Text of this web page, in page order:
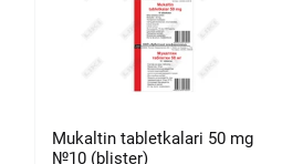
Mukaltin tabletkalari 50 mg
№10 (blister)